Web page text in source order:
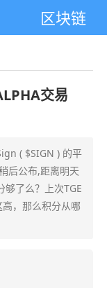
区块链
交易
( $SIGN ) 的平
后公布,距离明天
够了么？上次TGE
，那么积分从哪